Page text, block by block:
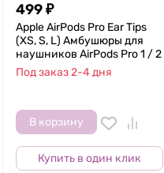
499₽
Apple AirPods Pro Ear Tips
(XS, S, L) Амбушюры для
наушников AirPods Pro 1 / 2
Под заказ 2-4 дня
В корзину
Купить в один клик